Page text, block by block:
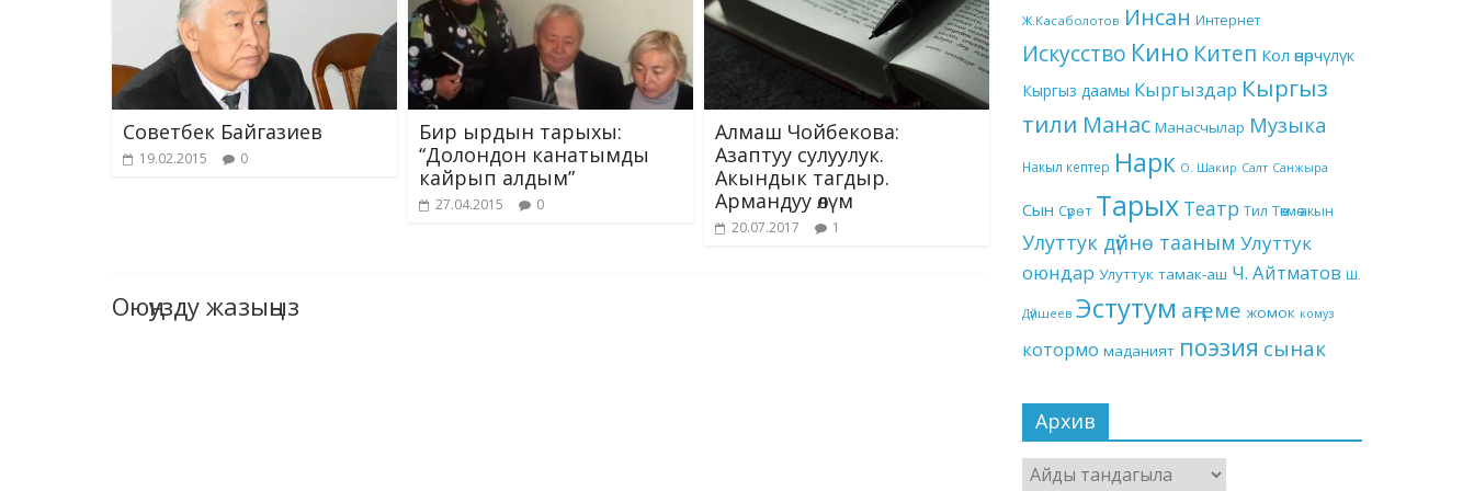
Советбек Байгазиев
19.02.2015 0
Бир ырдын тарыхы:
“Долондон канатымды
кайрып алдым”
27.04.2015 0
Алмаш Чойбекова:
Азаптуу сулуулук.
Акындык тагдыр.
Армандуу өлүм
20.07.2017 1
Оюңузду жазыңыз
Ж.Касаболотов Инсан Интернет
Искусство Кино Китеп Кол өнөрчүлүк
Кыргыз даамы Кыргыздар Кыргыз
тили Манас Манасчылар Музыка
Накыл кептер Нарк О. Шакир Салт Санжыра
Сын Сүрөт Тарых Театр Тил Төкмө акын
Улуттук дүйнө тааным Улуттук
оюндар Улуттук тамак-аш Ч. Айтматов Ш.
Дүйшеев Эстутум аңгеме жомок комуз
котормо маданият поэзия сынак
Архив
Архив